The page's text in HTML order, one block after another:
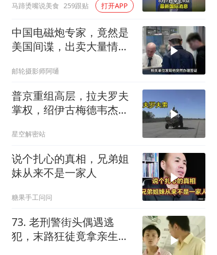
马蹄烫嘴说美食 259跟贴 打开APP
中国电磁炮专家，竟然是
美国间谍，出卖大量情
邮轮摄影师阿嗵
普京重组高层，拉夫罗夫
掌权，绍伊古梅德韦杰夫
星空解密站
说个扎心的真相，兄弟姐
妹从来不是一家人
糖果手工问问
73. 老刑警街头偶遇逃
犯，末路狂徒竟拿亲生儿